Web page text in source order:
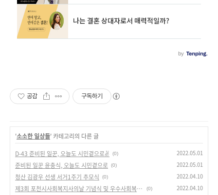
공감 구독하기
'소소한 일상들' 카테고리의 다른 글
D-43 준비된 일꾼, 오늘도 시민곁으로✌
(0) 2022.05.01
준비된 일꾼 윤충식, 오늘도 시민곁으로 (0) 2022.05.01
청산 김광우 선생 서거1주기 추모식 (0) 2022.04.10
제3회 포천시사회복지사의날 기념식 및 우수사회복지사 표창 (0) 2022.04.10